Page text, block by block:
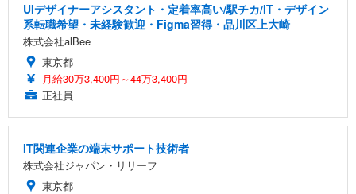
UIデザイナーアシスタント・定着率高い/駅チカ/IT・デザイン
系転職希望・未経験歓迎・Figma習得・品川区上大崎
株式会社alBee
東京都
月給30万3,400円～44万3,400円
正社員
IT関連企業の端末サポート技術者
株式会社ジャパン・リリーフ
東京都